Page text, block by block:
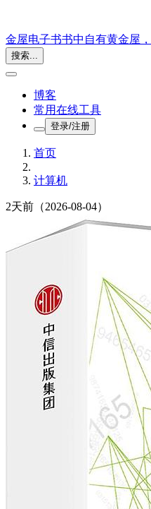
金屋电子书书中自有黄金屋
搜索...
博客
常用在线工具
登录/注册
首页
计算机
2天前 （2026-08-04）